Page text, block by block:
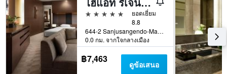
5 ดาว
ยอดเยี่ยม
8.8
644-2 Sanjusangendo-Mawari, Higashiyama-ku, เกียวโต, ญี่ปุ่น
0.0 กม. จากใจกลางเมือง
฿7,463 ดูข้อเสนอ